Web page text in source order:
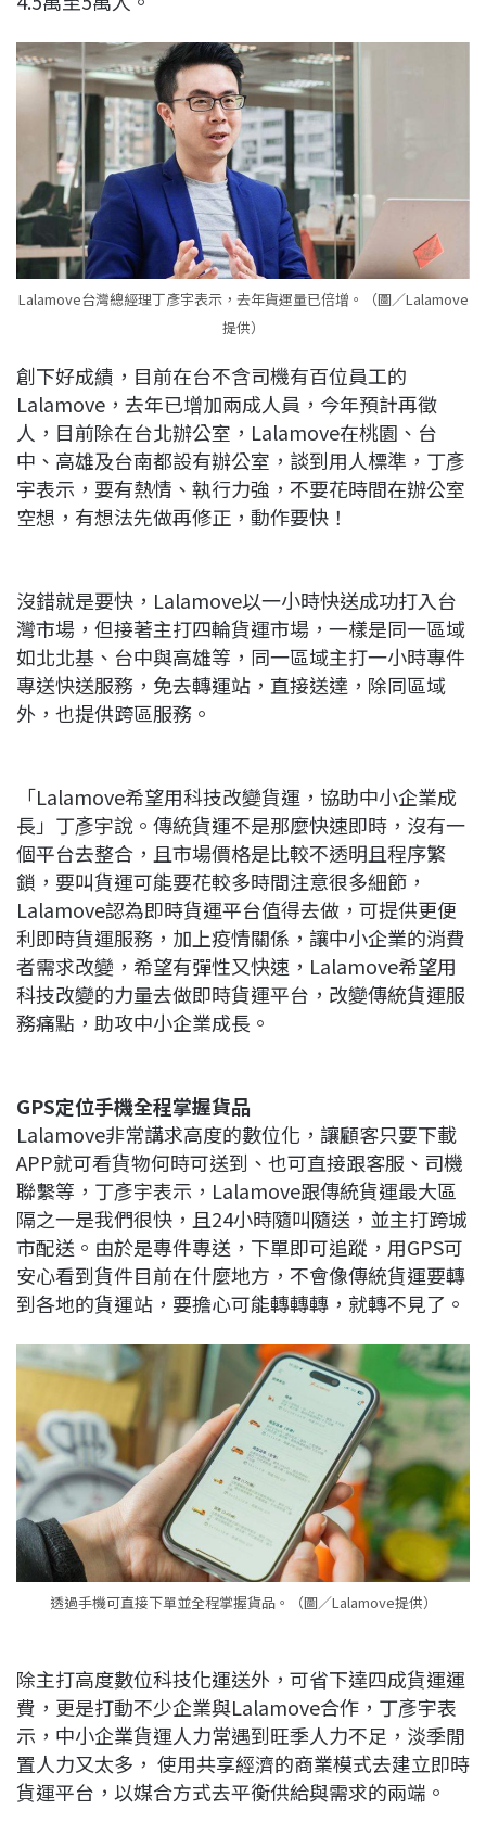
Lalamove台灣總經理丁彥宇表示，去年貨運量已倍增。（圖／Lalamove
提供）
創下好成績，目前在台不含司機有百位員工的
Lalamove，去年已增加兩成人員，今年預計再徵
人，目前除在台北辦公室，Lalamove在桃園、台
中、高雄及台南都設有辦公室，談到用人標準，丁彥
宇表示，要有熱情、執行力強，不要花時間在辦公室
空想，有想法先做再修正，動作要快！
沒錯就是要快，Lalamove以一小時快送成功打入台
灣市場，但接著主打四輪貨運市場，一樣是同一區域
如北北基、台中與高雄等，同一區域主打一小時專件
專送快送服務，免去轉運站，直接送達，除同區域
外，也提供跨區服務。
「Lalamove希望用科技改變貨運，協助中小企業成
長」丁彥宇說。傳統貨運不是那麼快速即時，沒有一
個平台去整合，且市場價格是比較不透明且程序繁
鎖，要叫貨運可能要花較多時間注意很多細節，
Lalamove認為即時貨運平台值得去做，可提供更便
利即時貨運服務，加上疫情關係，讓中小企業的消費
者需求改變，希望有彈性又快速，Lalamove希望用
科技改變的力量去做即時貨運平台，改變傳統貨運服
務痛點，助攻中小企業成長。
GPS定位手機全程掌握貨品
Lalamove非常講求高度的數位化，讓顧客只要下載
APP就可看貨物何時可送到、也可直接跟客服、司機
聯繫等，丁彥宇表示，Lalamove跟傳統貨運最大區
隔之一是我們很快，且24小時隨叫隨送，並主打跨城
市配送。由於是專件專送，下單即可追蹤，用GPS可
安心看到貨件目前在什麼地方，不會像傳統貨運要轉
到各地的貨運站，要擔心可能轉轉轉，就轉不見了。
透過手機可直接下單並全程掌握貨品。（圖／Lalamove提供）
除主打高度數位科技化運送外，可省下達四成貨運運
費，更是打動不少企業與Lalamove合作，丁彥宇表
示，中小企業貨運人力常遇到旺季人力不足，淡季閒
置人力又太多， 使用共享經濟的商業模式去建立即時
貨運平台，以媒合方式去平衡供給與需求的兩端。